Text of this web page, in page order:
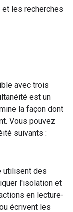
les recherches
avec trois
est un
la façon dont
Vous pouvez
suivants :
utilisent des
l'isolation et
en lecture-
écrivent les